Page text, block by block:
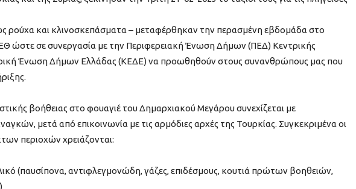
ρούχα και κλινοσκεπάσματα – μεταφέρθηκαν την περασμένη εβδομάδα στο
ώστε σε συνεργασία με την Περιφερειακή Ένωση Δήμων (ΠΕΔ) Κεντρικής
Ένωση Δήμων Ελλάδας (ΚΕΔΕ) να προωθηθούν στους συνανθρώπους μας που
βοήθειας στο φουαγιέ του Δημαρχιακού Μεγάρου συνεχίζεται με
μετά από επικοινωνία με τις αρμόδιες αρχές της Τουρκίας. Συγκεκριμένα οι
περιοχών χρειάζονται:
(παυσίπονα, αντιφλεγμονώδη, γάζες, επιδέσμους, κουτιά πρώτων βοηθειών,